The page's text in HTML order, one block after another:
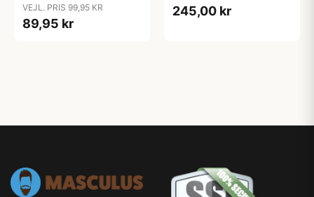
VEJL. PRIS 99,95 KR
89,95 kr
245,00 kr